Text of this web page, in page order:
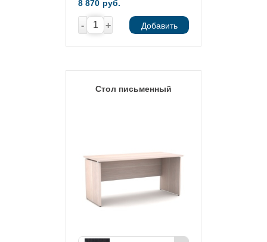
8 870 руб.
- + Добавить
Стол письменный